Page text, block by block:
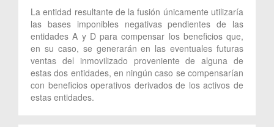
La entidad resultante de la fusión únicamente utilizaría
las bases imponibles negativas pendientes de las
entidades A y D para compensar los beneficios que,
en su caso, se generarán en las eventuales futuras
ventas del inmovilizado proveniente de alguna de
estas dos entidades, en ningún caso se compensarían
con beneficios operativos derivados de los activos de
estas entidades.